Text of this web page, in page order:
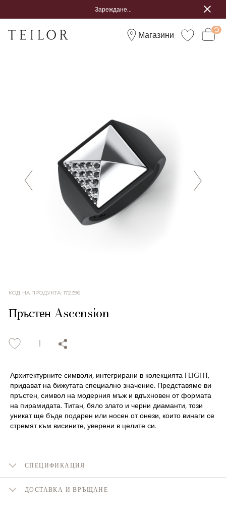
Зареждане...
Магазини
КОД НА ПРОДУКТА:172396
Пръстен Ascension
Архитектурните символи, интегрирани в колекцията FLIGHT,
придават на бижутата специално значение. Представяме ви
пръстен, символ на модерния мъж и вдъхновен от формата
на пирамидата. Титан, бяло злато и черни диаманти, този
уникат ще бъде подарен или носен от онези, които винаги се
стремят към висините, уверени в целите си.
СПЕЦИФИКАЦИЯ
ДОСТАВКА И ВРЪЩАНЕ